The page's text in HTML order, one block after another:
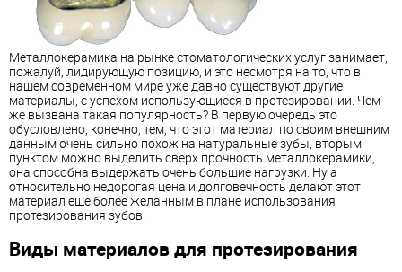
Металлокерамика на рынке стоматологических услуг занимает,
пожалуй, лидирующую позицию, и это несмотря на то, что в
нашем современном мире уже давно существуют другие
материалы, с успехом использующиеся в протезировании. Чем
же вызвана такая популярность? В первую очередь это
обусловлено, конечно, тем, что этот материал по своим внешним
данным очень сильно похож на натуральные зубы, вторым
пунктом можно выделить сверх прочность металлокерамики,
она способна выдержать очень большие нагрузки. Ну а
относительно недорогая цена и долговечность делают этот
материал еще более желанным в плане использования
протезирования зубов.
Виды материалов для протезирования